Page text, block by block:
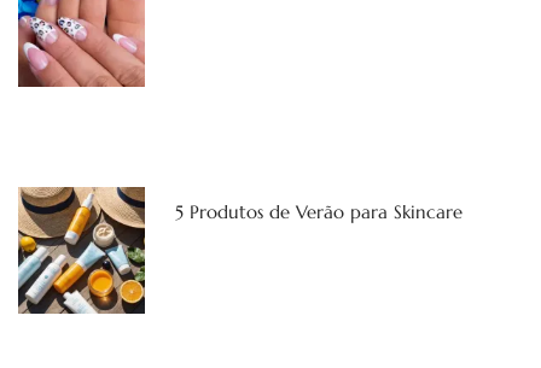
5 Produtos de Verão para Skincare